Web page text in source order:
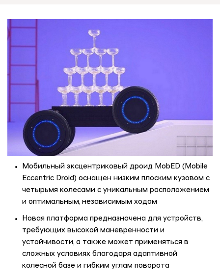
Мобильный эксцентриковый дроид MobED (Mobile
Eccentric Droid) оснащен низким плоским кузовом с
четырьмя колесами с уникальным расположением
и оптимальным, независимым ходом
Новая платформа предназначена для устройств,
требующих высокой маневренности и
устойчивости, а также может применяться в
сложных условиях благодаря адаптивной
колесной базе и гибким углам поворота